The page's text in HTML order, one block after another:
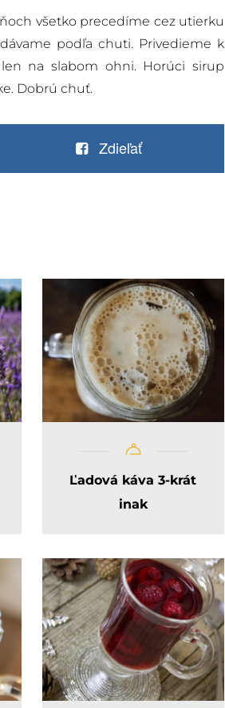
všetko precedíme cez utierku
podľa chuti. Privedieme k
na slabom ohni. Horúci sirup
Dobrú chuť.
Zdieľať
Ľadová káva 3-krát
inak